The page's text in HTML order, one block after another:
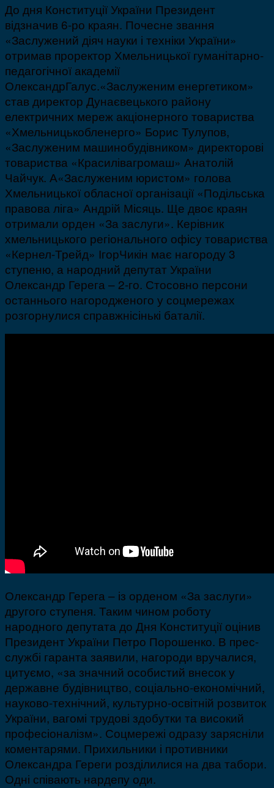
До дня Конституції України Президент
відзначив 6-ро краян. Почесне звання
«Заслужений діяч науки і техніки України»
отримав проректор Хмельницької гуманітарно-
педагогічної академії
ОлександрГалус.«Заслуженим енергетиком»
став директор Дунаєвецького району
електричних мереж акціонерного товариства
«Хмельницькобленерго» Борис Тулупов,
«Заслуженим машинобудівником» директорові
товариства «Красилівагромаш» Анатолій
Чайчук. А«Заслуженим юристом» голова
Хмельницької обласної організації «Подільська
правова ліга» Андрій Місяць. Ще двоє краян
отримали орден «За заслуги». Керівник
хмельницького регіонального офісу товариства
«Кернел-Трейд» ІгорЧикін має нагороду 3
ступеню, а народний депутат України
Олександр Герега – 2-го. Стосовно персони
останнього нагородженого у соцмережах
розгорнулися справжнісінькі баталії.
Олександр Герега – із орденом «За заслуги»
другого ступеня. Таким чином роботу
народного депутата до Дня Конституції оцінив
Президент України Петро Порошенко. В прес-
службі гаранта заявили, нагороди вручалися,
цитуємо, «за значний особистий внесок у
державне будівництво, соціально-економічний,
науково-технічний, культурно-освітній розвиток
України, вагомі трудові здобутки та високий
професіоналізм». Соцмережі одразу зарясніли
коментарями. Прихильники і противники
Олександра Гереги розділилися на два табори.
Одні співають нардепу оди.